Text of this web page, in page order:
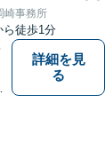
崎事務所
ら徒歩1分
詳細を見
る